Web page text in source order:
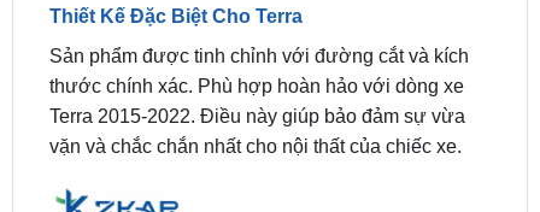
thước chính xác. Phù hợp hoàn hảo với dòng xe
Terra 2015-2022. Điều này giúp bảo đảm sự vừa
vặn và chắc chắn nhất cho nội thất của chiếc xe.